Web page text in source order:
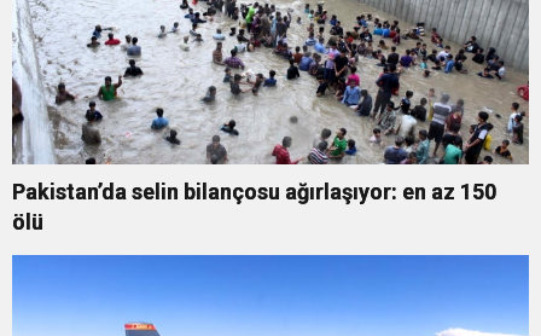
Pakistan’da selin bilançosu ağırlaşıyor: en az 150
ölü